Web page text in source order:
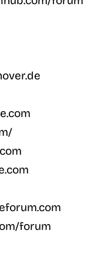
forum